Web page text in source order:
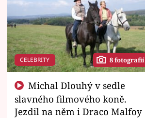
CELEBRITY 8 fotografií
slavného filmového koně.
Jezdil na něm i Draco Malfoy